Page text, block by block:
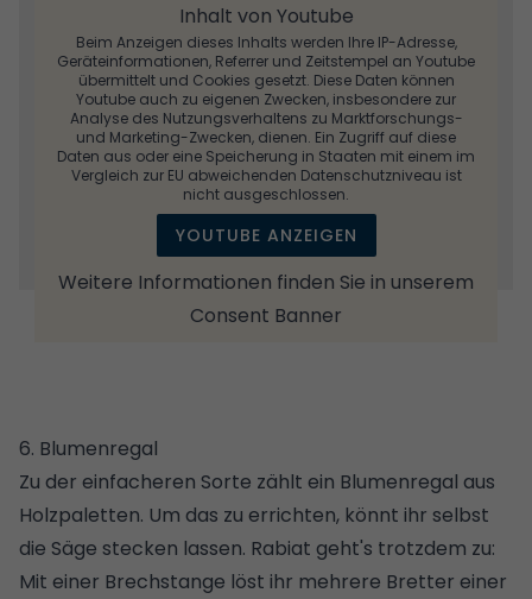
Inhalt von Youtube
Beim Anzeigen dieses Inhalts werden Ihre IP-Adresse,
Geräteinformationen, Referrer und Zeitstempel an Youtube
übermittelt und Cookies gesetzt. Diese Daten können
Youtube auch zu eigenen Zwecken, insbesondere zur
Analyse des Nutzungsverhaltens zu Marktforschungs-
und Marketing-Zwecken, dienen. Ein Zugriff auf diese
Daten aus oder eine Speicherung in Staaten mit einem im
Vergleich zur EU abweichenden Datenschutzniveau ist
nicht ausgeschlossen.
YOUTUBE ANZEIGEN
Weitere Informationen finden Sie in unserem
Consent Banner
6. Blumenregal
Zu der einfacheren Sorte zählt ein Blumenregal aus
Holzpaletten. Um das zu errichten, könnt ihr selbst
die Säge stecken lassen. Rabiat geht's trotzdem zu:
Mit einer Brechstange löst ihr mehrere Bretter einer